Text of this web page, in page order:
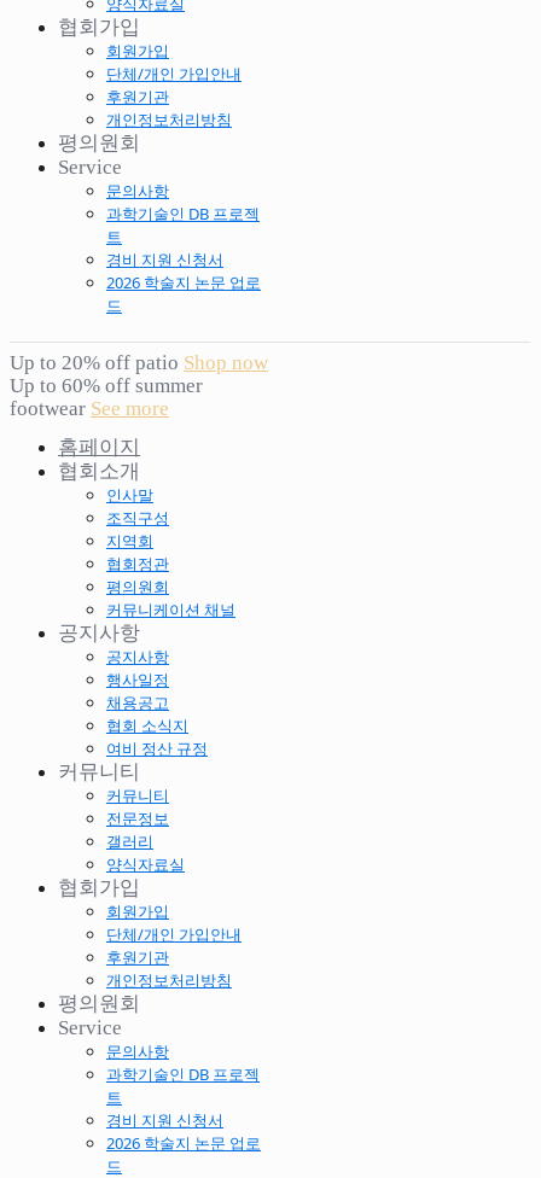
협회가입
회원가입
단체/개인 가입안내
후원기관
개인정보처리방침
평의원회
Service
문의사항
과학기술인 DB 프로젝
트
경비 지원 신청서
2026 학술지 논문 업로
드
Up to 20% off patio Shop now
Up to 60% off summer
footwear See more
홈페이지
협회소개
인사말
조직구성
지역회
협회정관
평의원회
커뮤니케이션 채널
공지사항
공지사항
행사일정
채용공고
협회 소식지
여비 정산 규정
커뮤니티
커뮤니티
전문정보
갤러리
양식자료실
협회가입
회원가입
단체/개인 가입안내
후원기관
개인정보처리방침
평의원회
Service
문의사항
과학기술인 DB 프로젝
트
경비 지원 신청서
2026 학술지 논문 업로
드